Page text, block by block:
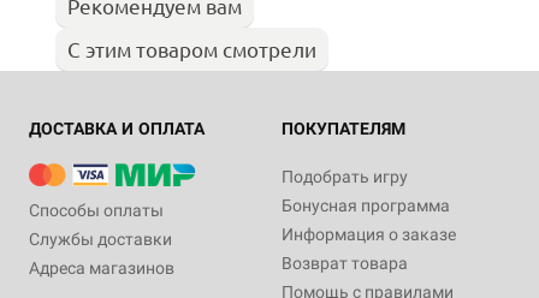
Рекомендуем вам
С этим товаром смотрели
ДОСТАВКА И ОПЛАТА
Способы оплаты
Службы доставки
Адреса магазинов
ПОКУПАТЕЛЯМ
Подобрать игру
Бонусная программа
Информация о заказе
Возврат товара
Помощь с правилами